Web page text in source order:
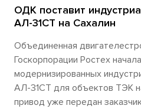
ОДК поставит
АЛ-31СТ на Сахалин
Объединенная
Госкорпорации Ростех
модернизированных
АЛ-31СТ для объектов ТЭК
привод уже передан